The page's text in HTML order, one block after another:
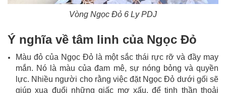
Vòng Ngọc Đỏ 6 Ly​ PDJ
Ý nghĩa về tâm linh của Ngọc Đỏ
Màu đỏ của Ngọc Đỏ là một sắc thái rực rỡ và đầy may
mắn. Nó là màu của đam mê, sự nóng bỏng và quyền
lực. Nhiều người cho rằng việc đặt Ngọc Đỏ dưới gối sẽ
giúp xua đuổi những giấc mơ xấu, để tinh thần thoải